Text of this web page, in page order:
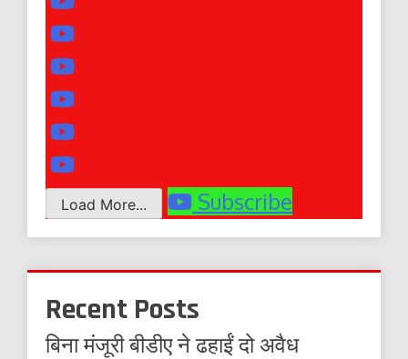
Load More... Subscribe
Recent Posts
बिना मंजूरी बीडीए ने ढहाईं दो अवैध